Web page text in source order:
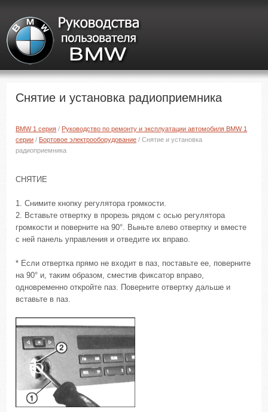
Снятие и установка радиоприемника
BMW 1 серия / Руководство по ремонту и эксплуатации автомобиля BMW 1
серии / Бортовое электрооборудование / Снятие и установка
радиоприемника
СНЯТИЕ
1. Снимите кнопку регулятора громкости.
2. Вставьте отвертку в прорезь рядом с осью регулятора
громкости и поверните на 90°. Выньте влево отвертку и вместе
с ней панель управления и отведите их вправо.
* Если отвертка прямо не входит в паз, поставьте ее, поверните
на 90° и, таким образом, сместив фиксатор вправо,
одновременно откройте паз. Поверните отвертку дальше и
вставьте в паз.